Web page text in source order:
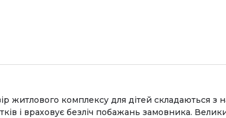
житлового комплексу для дітей складаються
і враховує безліч побажань замовника.